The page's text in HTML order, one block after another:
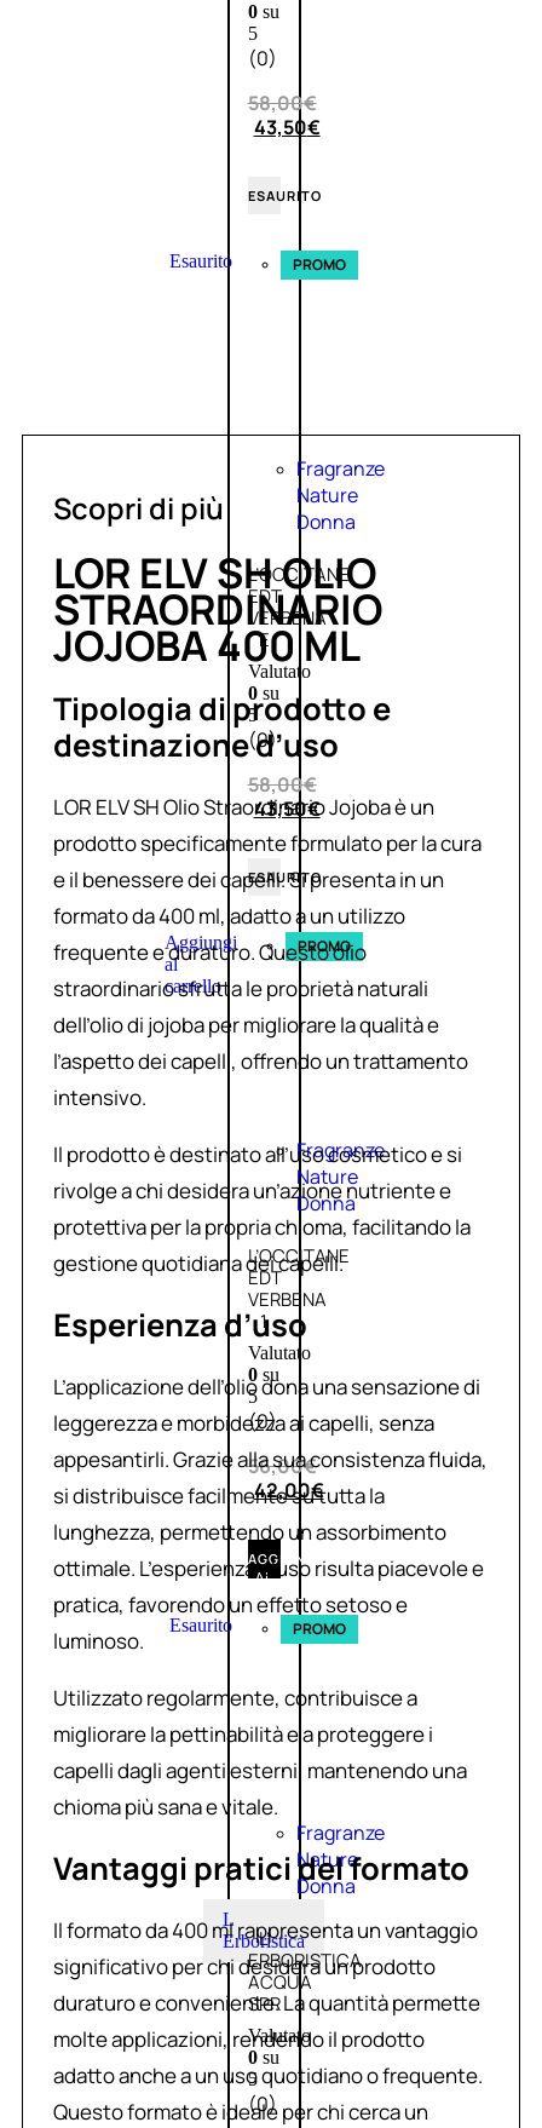
0su
5
(0)
58,00€
43,50€
ESAURITO
Esaurito PROMO
Fragranze
Nature
Donna
L’OCCITANE
EDT
VERBENA
E
Valutato
0su
5
(0)
58,00€
43,50€
ESAURITO
Aggiungi
al
carrello
PROMO
Fragranze
Nature
Donna
L’OCCITANE
EDT
VERBENA
1
Valutato
0su
5
(0)
56,00€
42,00€
AGGIUNGI
AL
CARRELLO
Esaurito PROMO
Fragranze
Nature
Donna
L
Erboristica
L’
ERBORISTICA
ACQUA
SPR
Valutato
0su
5
(0)
Scopri di più
LOR ELV SH OLIO
STRAORDINARIO
JOJOBA 400 ML
Tipologia di prodotto e
destinazione d’uso
LOR ELV SH Olio Straordinario Jojoba è un
prodotto specificamente formulato per la cura
e il benessere dei capelli. Si presenta in un
formato da 400 ml, adatto a un utilizzo
frequente e duraturo. Questo olio
straordinario sfrutta le proprietà naturali
dell’olio di jojoba per migliorare la qualità e
l’aspetto dei capelli, offrendo un trattamento
intensivo.
Il prodotto è destinato all’uso cosmetico e si
rivolge a chi desidera un’azione nutriente e
protettiva per la propria chioma, facilitando la
gestione quotidiana dei capelli.
Esperienza d’uso
L’applicazione dell’olio dona una sensazione di
leggerezza e morbidezza ai capelli, senza
appesantirli. Grazie alla sua consistenza fluida,
si distribuisce facilmente su tutta la
lunghezza, permettendo un assorbimento
ottimale. L’esperienza d’uso risulta piacevole e
pratica, favorendo un effetto setoso e
luminoso.
Utilizzato regolarmente, contribuisce a
migliorare la pettinabilità e a proteggere i
capelli dagli agenti esterni, mantenendo una
chioma più sana e vitale.
Vantaggi pratici del formato
Il formato da 400 ml rappresenta un vantaggio
significativo per chi desidera un prodotto
duraturo e conveniente. La quantità permette
molte applicazioni, rendendo il prodotto
adatto anche a un uso quotidiano o frequente.
Questo formato è ideale per chi cerca un